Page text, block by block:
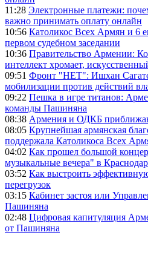
11:28 Электронные платежи:
важно принимать оплату онлайн
10:56 Католикос Всех Армян и 6
первом судебном заседании
10:36 Правительство Армении:
интеллект хромает,
09:51 Фронт "НЕТ": Ишхан
мобилизации против действий
09:22 Пешка в игре титанов:
команды Пашиняна
08:38 Армения и ОДКБ
08:05 Крупнейшая армянская
поддержала Католикоса Всех
04:02 Как прошел большой
музыкальные вечера" в
03:52 Как выстроить
перегрузок
03:15 Кабинет застоя или
Пашиняна
02:48 Цифровая капитуляция
от Пашиняна